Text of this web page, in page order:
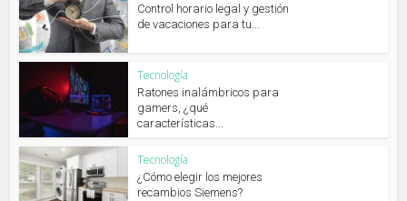
Control horario legal y gestión
de vacaciones para tu...
Tecnología
Ratones inalámbricos para
gamers, ¿qué
características...
Tecnología
¿Cómo elegir los mejores
recambios Siemens?